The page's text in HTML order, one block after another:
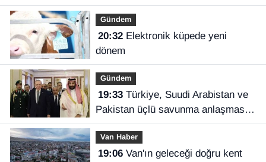
Gündem
20:32Elektronik küpede yeni
dönem
Gündem
19:33Türkiye, Suudi Arabistan ve
Pakistan üçlü savunma anlaşması
imzaladı
Van Haber
19:06Van'ın geleceği doğru kent